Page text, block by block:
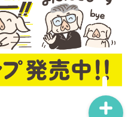
ホーム
お問い合わせ